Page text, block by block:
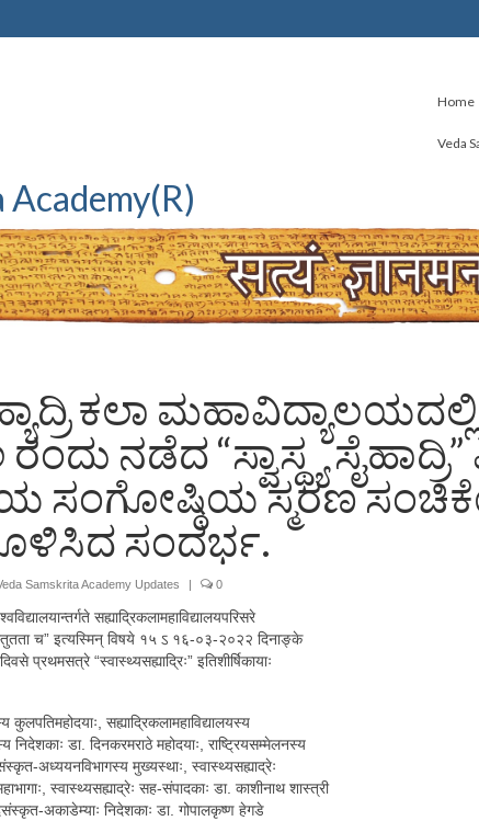
Academy(R)
Home
Veda
ಕಲಾ
ನಡೆದ “ಸ್ವಾಸ್ಥ್ಯ ಸೈಹಾದ್ರಿ”
ಸಂಗೋಷ್ಠಿಯ ಸ್ಮರಣ
ಸಂದರ್ಭ.
Samskrita Academy Updates | 0
सह्याद्रिकलामहाविद्यालयपरिसरे
च” इत्यस्मिन् विषये १५ ऽ १६-०३-२०२२ दिनाङ्के
प्रथमसत्रे “स्वास्थ्यसह्याद्रिः” इतिशीर्षिकायाः
कुलपतिमहोदयाः, सह्याद्रिकलामहाविद्यालयस्य
निदेशकाः डा. दिनकरमराठे महोदयाः, राष्ट्रियसम्मेलनस्य
अध्ययनविभागस्य मुख्यस्थाः, स्वास्थ्यसह्याद्रेः
स्वास्थ्यसह्याद्रेः सह-संपादकाः डा. काशीनाथ शास्त्री
अकाडेम्याः निदेशकाः डा. गोपालकृष्ण हेगडे